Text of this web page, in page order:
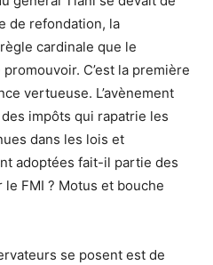
de refondation, la
cardinale que le
C’est la première
vertueuse. L’avènement
impôts qui rapatrie les
dans les lois et
adoptées fait-il partie des
FMI ? Motus et bouche
se posent est de